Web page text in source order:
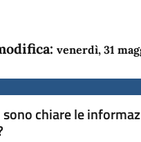
venerdì, 31
chiare le